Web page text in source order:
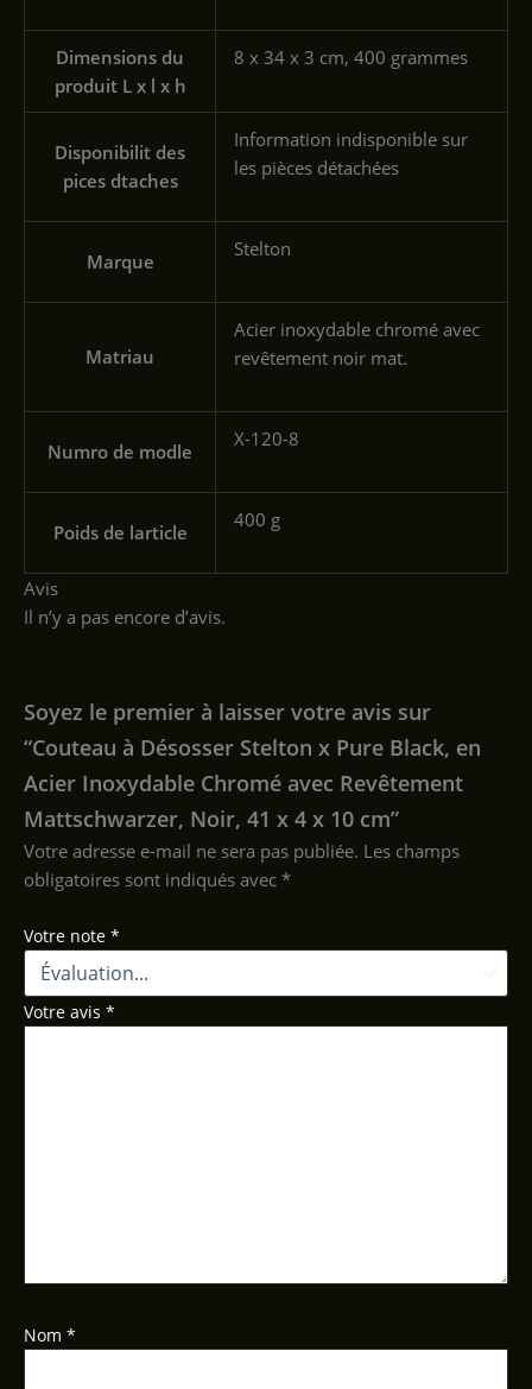
Dimensions du
produit L x l x h
‎8 x 34 x 3 cm, 400 grammes
Disponibilit des
pices dtaches
‎Information indisponible sur
les pièces détachées
Marque
‎Stelton
Matriau
‎Acier inoxydable chromé avec
revêtement noir mat.
Numro de modle
‎X-120-8
Poids de larticle
‎400 g
Avis
Il n’y a pas encore d’avis.
Soyez le premier à laisser votre avis sur
“Couteau à Désosser Stelton x Pure Black, en
Acier Inoxydable Chromé avec Revêtement
Mattschwarzer, Noir, 41 x 4 x 10 cm”
Votre adresse e-mail ne sera pas publiée. Les champs
obligatoires sont indiqués avec *
Votre note *
Votre avis *
Nom *